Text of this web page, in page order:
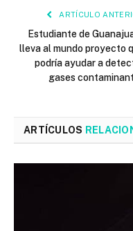
ARTÍCULO
Estudiante de
lleva al mundo proyecto
podría ayudar a
gases
ARTÍCULOS